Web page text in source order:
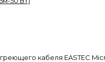
кабеля EASTEC